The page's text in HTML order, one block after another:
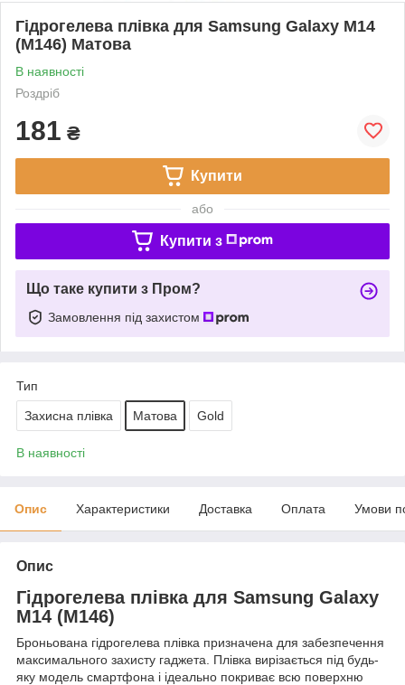
Гідрогелева плівка для Samsung Galaxy M14
(M146) Матова
В наявності
Роздріб
181 ₴
Купити
або
Купити з
Що таке купити з Пром?
Замовлення під захистом
Тип
Захисна плівка Матова Gold
В наявності
Опис Характеристики Доставка Оплата Умови
Опис
Гідрогелева плівка для Samsung Galaxy
M14 (M146)
Броньована гідрогелева плівка призначена для забезпечення
максимального захисту гаджета.
Плівка вирізається під будь-
яку модель смартфона і ідеально покриває всю поверхню